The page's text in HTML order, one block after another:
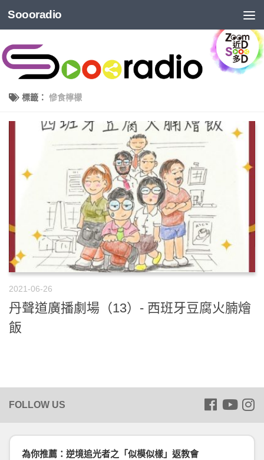
Soooradio
標籤： 慘食檸檬
2021-06-26
丹聲道廣播劇場（13）- 西班牙豆腐火腩燴
飯
為你推薦：逆境追光者之「似模似樣」返教會